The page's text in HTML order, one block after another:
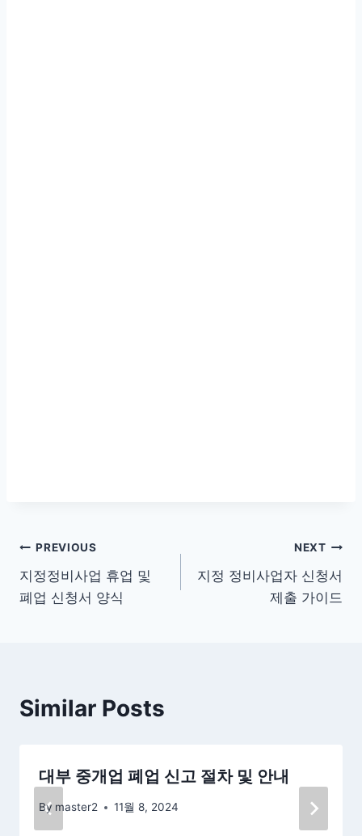
글
탐
PREVIOUS
지정정비사업 휴업 및
폐업 신청서 양식
NEXT
지정 정비사업자 신청서
제출 가이드
Similar Posts
대부 중개업 폐업 신고 절차 및 안내
By master2 11월 8, 2024